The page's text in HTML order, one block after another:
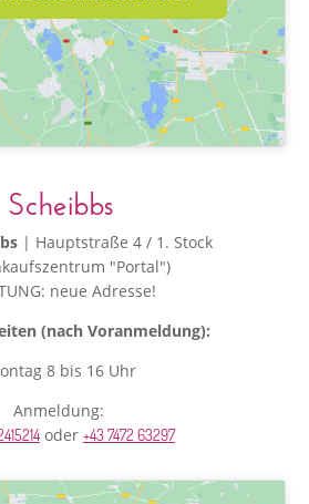
Scheibbs
| Hauptstraße 4 / 1. Stock
"Portal")
neue Adresse!
(nach Voranmeldung):
8 bis 16 Uhr
Anmeldung:
oder +43 7472 63297